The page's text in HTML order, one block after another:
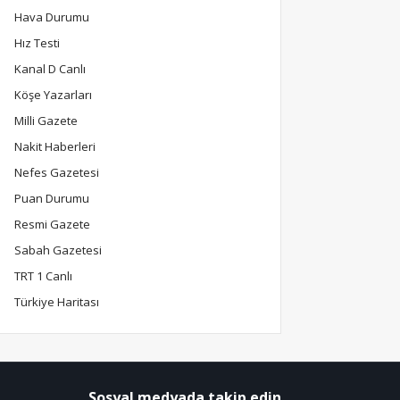
Hava Durumu
Hız Testi
Kanal D Canlı
Köşe Yazarları
Milli Gazete
Nakit Haberleri
Nefes Gazetesi
Puan Durumu
Resmi Gazete
Sabah Gazetesi
TRT 1 Canlı
Türkiye Haritası